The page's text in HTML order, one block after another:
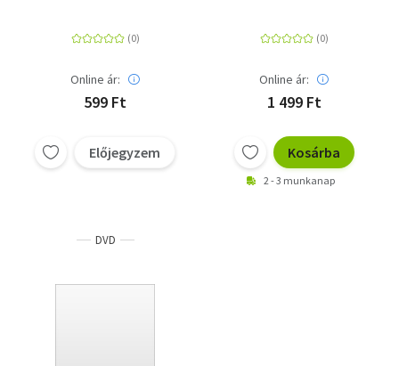
Online ár:
599 Ft
Előjegyzem
Online ár:
1 499 Ft
Kosárba
2 - 3 munkanap
DVD